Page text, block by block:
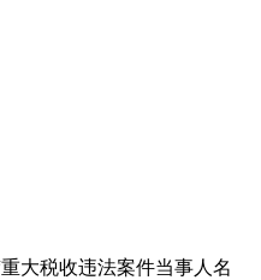
大税收违法案件当事人名